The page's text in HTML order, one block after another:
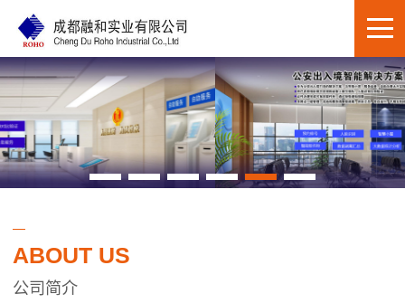
ABOUT US
公司简介